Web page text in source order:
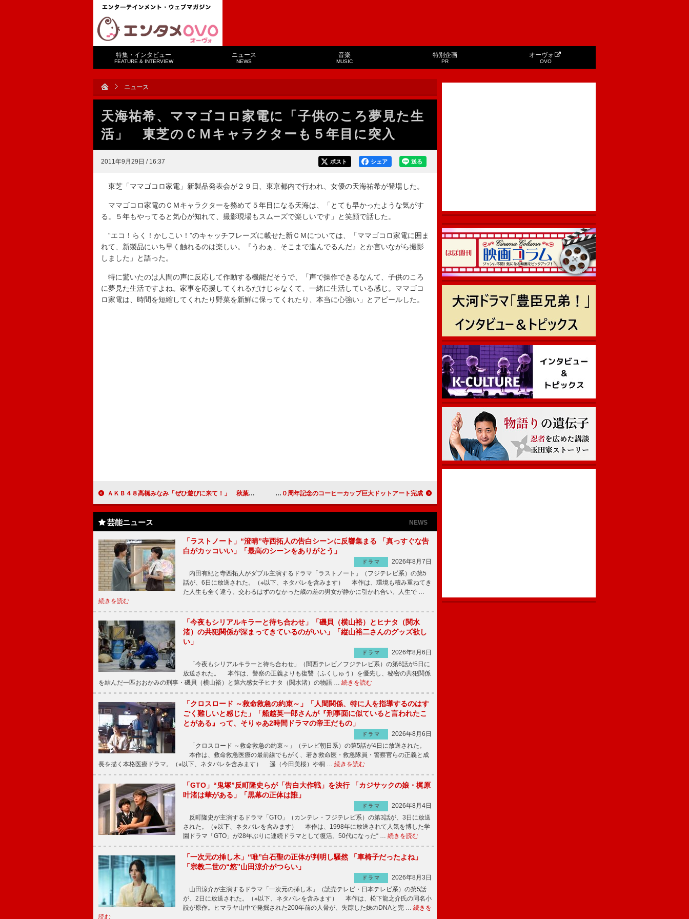
特集・インタビュー
FEATURE & INTERVIEW
ニュース
NEWS
音楽
MUSIC
特別企画
PR
オーヴォ
OVO
ニュース
天海祐希、ママゴコロ家電に「子供のころ夢見た生
活」 東芝のＣＭキャラクターも５年目に突入
2011年9月29日 / 16:37 送る
シェア
ポスト
東芝「ママゴコロ家電」新製品発表会が２９日、東京都内で行われ、女優の天海祐希が登場した。
ママゴコロ家電のＣＭキャラクターを務めて５年目になる天海は、「とても早かったような気がす
る。５年もやってると気心が知れて、撮影現場もスムーズで楽しいです」と笑顔で話した。
“エコ！らく！かしこい！”のキャッチフレーズに載せた新ＣＭについては、「ママゴコロ家電に囲ま
れて、新製品にいち早く触れるのは楽しい。『うわぁ、そこまで進んでるんだ』とか言いながら撮影
しました」と語った。
特に驚いたのは人間の声に反応して作動する機能だそうで、「声で操作できるなんて、子供のころ
に夢見た生活ですよね。家事を応援してくれるだけじゃなくて、一緒に生活している感じ。ママゴコ
ロ家電は、時間を短縮してくれたり野菜を新鮮に保ってくれたり、本当に心強い」とアピールした。
ＡＫＢ４８高橋みなみ「ぜひ遊びに来て！」 秋葉原にエンターテインメントショップがオープン！ 菅野美穂「クリープのように長く愛される女優に」 ５０周年記念のコーヒーカップ巨大ドットアート完成
芸能ニュース NEWS
「ラストノート」“澄晴”寺西拓人の告白シーンに反響集まる 「真っすぐな告
白がカッコいい」「最高のシーンをありがとう」
ドラマ
2026年8月7日
内田有紀と寺西拓人がダブル主演するドラマ「ラストノート」（フジテレビ系）の第5
話が、6日に放送された。（※以下、ネタバレを含みます） 本作は、環境も積み重ねてき
た人生も全く違う、交わるはずのなかった歳の差の男女が静かに引かれ合い、人生で …
続きを読む
「今夜もシリアルキラーと待ち合わせ」「磯貝（横山裕）とヒナタ（関水
渚）の共犯関係が深まってきているのがいい」「縦山裕二さんのグッズ欲し
い」
ドラマ
2026年8月6日
「今夜もシリアルキラーと待ち合わせ」（関西テレビ／フジテレビ系）の第6話が5日に
放送された。 本作は、警察の正義よりも復讐（ふくしゅう）を優先し、秘密の共犯関係
を結んだ一匹おおかみの刑事・磯貝（横山裕）と第六感女子ヒナタ（関水渚）の物語 … 続きを読む
「クロスロード ～救命救急の約束～」「人間関係、特に人を指導するのはす
ごく難しいと感じた」「船越英一郎さんが『刑事面に似ていると言われたこ
とがある』って、そりゃあ2時間ドラマの帝王だもの」
ドラマ
2026年8月6日
「クロスロード ～救命救急の約束～」（テレビ朝日系）の第5話が4日に放送された。
本作は、救命救急医療の最前線でもがく、若き救命医・救急隊員・警察官らの正義と成
長を描く本格医療ドラマ。（※以下、ネタバレを含みます） 遥（今田美桜）や桐 … 続きを読む
「GTO」“鬼塚”反町隆史らが「告白大作戦」を決行 「カジサックの娘・梶原
叶渚は華がある」「黒幕の正体は誰」
ドラマ
2026年8月4日
反町隆史が主演するドラマ「GTO」（カンテレ・フジテレビ系）の第3話が、3日に放送
された。（※以下、ネタバレを含みます） 本作は、1998年に放送されて人気を博した学
園ドラマ「GTO」が28年ぶりに連続ドラマとして復活。50代になった“ … 続きを読む
「一次元の挿し木」“唯”白石聖の正体が判明し騒然 「車椅子だったよね」
「宗教二世の“悠”山田涼介がつらい」
ドラマ
2026年8月3日
山田涼介が主演するドラマ「一次元の挿し木」（読売テレビ・日本テレビ系）の第5話
が、2日に放送された。（※以下、ネタバレを含みます） 本作は、松下龍之介氏の同名小
説が原作。ヒマラヤ山中で発掘された200年前の人骨が、失踪した妹のDNAと完 … 続きを
読む